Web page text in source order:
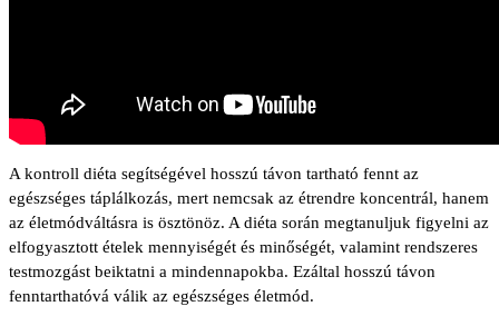
A kontroll diéta segítségével hosszú távon tartható fennt az
egészséges táplálkozás, mert nemcsak az étrendre koncentrál, hanem
az életmódváltásra is ösztönöz. A diéta során megtanuljuk figyelni az
elfogyasztott ételek mennyiségét és minőségét, valamint rendszeres
testmozgást beiktatni a mindennapokba. Ezáltal hosszú távon
fenntarthatóvá válik az egészséges életmód.